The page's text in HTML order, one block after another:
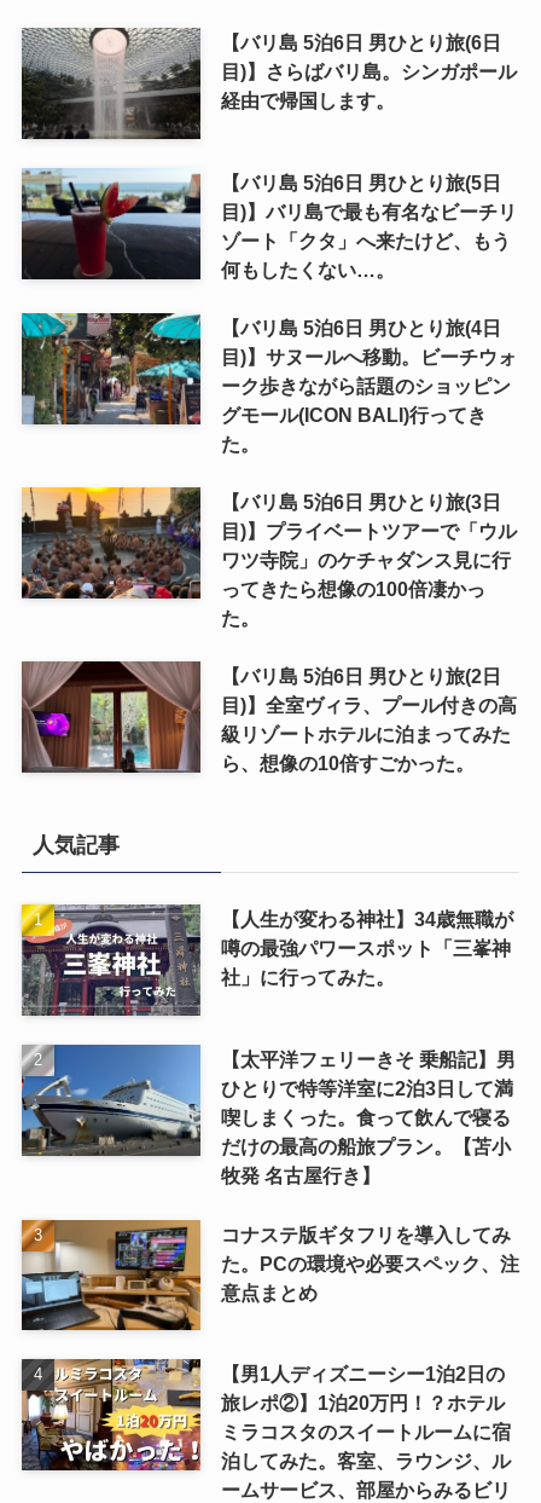
【バリ島 5泊6日 男ひとり旅(6日
目)】さらばバリ島。シンガポール
経由で帰国します。
【バリ島 5泊6日 男ひとり旅(5日
目)】バリ島で最も有名なビーチリ
ゾート「クタ」へ来たけど、もう
何もしたくない…。
【バリ島 5泊6日 男ひとり旅(4日
目)】サヌールへ移動。ビーチウォ
ーク歩きながら話題のショッピン
グモール(ICON BALI)行ってき
た。
【バリ島 5泊6日 男ひとり旅(3日
目)】プライベートツアーで「ウル
ワツ寺院」のケチャダンス見に行
ってきたら想像の100倍凄かっ
た。
【バリ島 5泊6日 男ひとり旅(2日
目)】全室ヴィラ、プール付きの高
級リゾートホテルに泊まってみた
ら、想像の10倍すごかった。
人気記事
【人生が変わる神社】34歳無職が
噂の最強パワースポット「三峯神
社」に行ってみた。
【太平洋フェリーきそ 乗船記】男
ひとりで特等洋室に2泊3日して満
喫しまくった。食って飲んで寝る
だけの最高の船旅プラン。【苫小
牧発 名古屋行き】
コナステ版ギタフリを導入してみ
た。PCの環境や必要スペック、注
意点まとめ
【男1人ディズニーシー1泊2日の
旅レポ②】1泊20万円！？ホテル
ミラコスタのスイートルームに宿
泊してみた。客室、ラウンジ、ル
ームサービス、部屋からみるビリ